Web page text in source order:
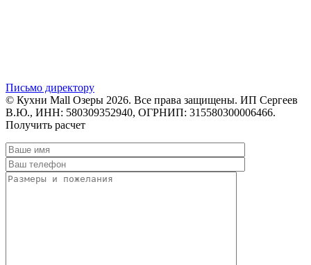
Письмо директору
© Кухни Mall Озеры 2026. Все права защищены. ИП Сергеев
В.Ю., ИНН: 580309352940, ОГРНИП: 315580300006466.
Получить расчет